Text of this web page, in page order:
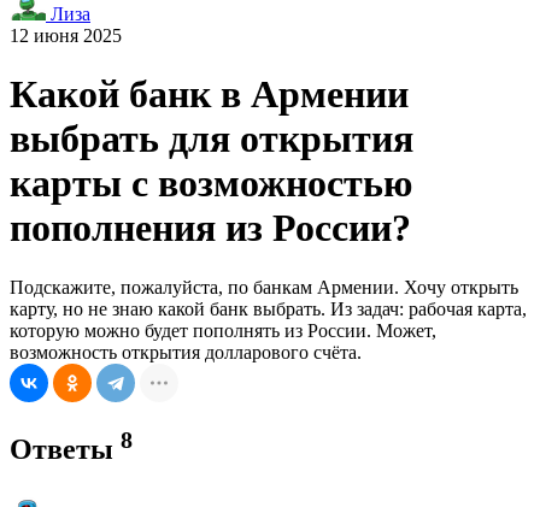
Лиза
12 июня 2025
Какой банк в Армении
выбрать для открытия
карты с возможностью
пополнения из России?
Подскажите, пожалуйста, по банкам Армении. Хочу открыть
карту, но не знаю какой банк выбрать. Из задач: рабочая карта,
которую можно будет пополнять из России. Может,
возможность открытия долларового счёта.
Ответы 8